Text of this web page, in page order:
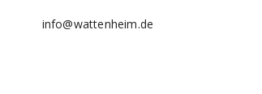
info@wattenheim.de